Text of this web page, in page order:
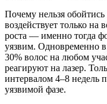
Почему нельзя
воздействует только на
роста — именно тогда
уязвим. Одновременно
30% волос на любом
реагируют на лазер.
интервалом 4–8 недель
уязвимой фазе.